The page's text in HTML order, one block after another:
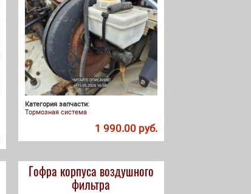
Категория запчасти:
Тормозная система
1 990.00 руб.
Гофра корпуса воздушного
фильтра